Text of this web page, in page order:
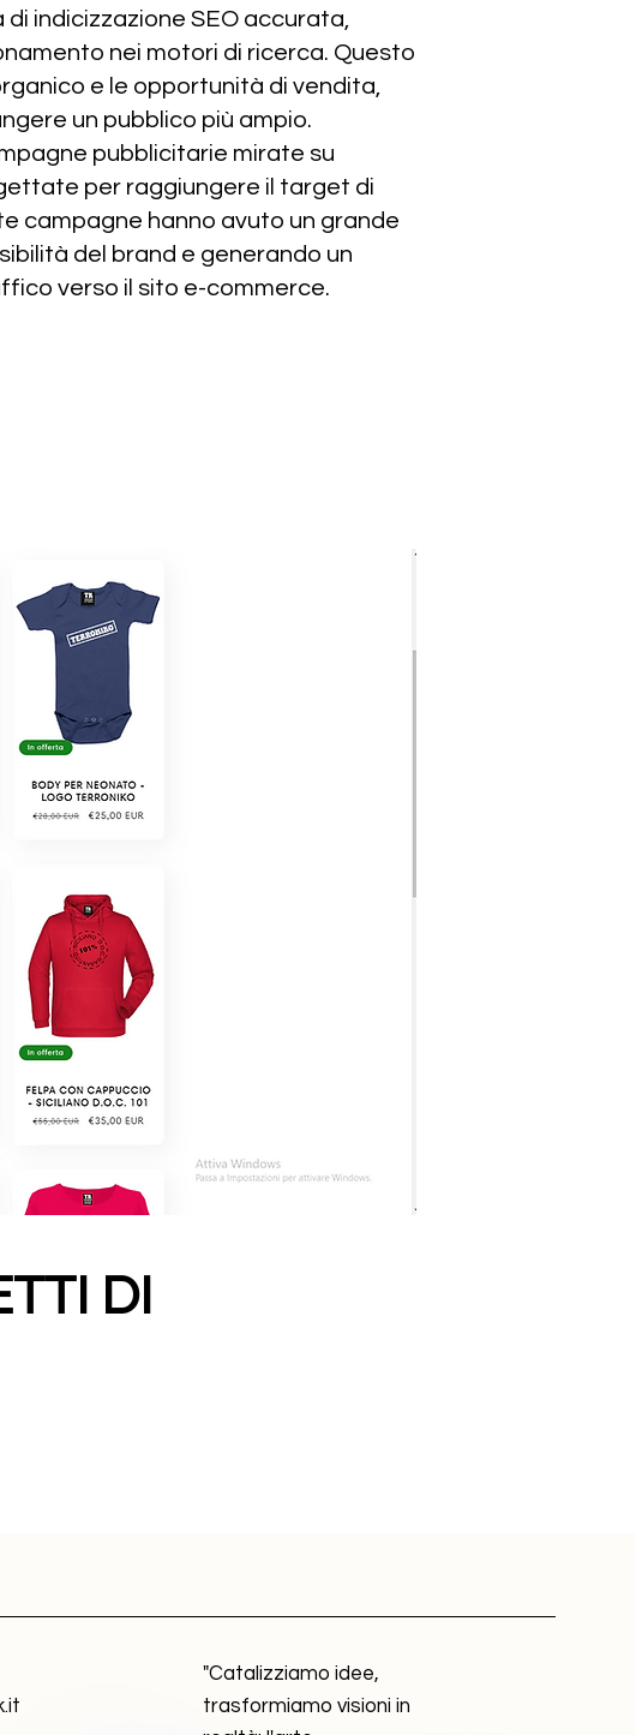
indicizzazione SEO accurata,
nei motori di ricerca. Questo
e le opportunità di vendita,
un pubblico più ampio.
pubblicitarie mirate su
per raggiungere il target di
campagne hanno avuto un grande
del brand e generando un
verso il sito e-commerce.
DI
"Catalizziamo idee,
trasformiamo visioni in